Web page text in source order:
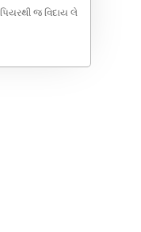
જ વિદાય લે